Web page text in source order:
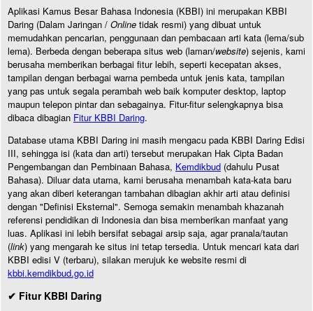
Aplikasi Kamus Besar Bahasa Indonesia (KBBI) ini merupakan KBBI
Daring (Dalam Jaringan / Online tidak resmi) yang dibuat untuk
memudahkan pencarian, penggunaan dan pembacaan arti kata (lema/sub
lema). Berbeda dengan beberapa situs web (laman/website) sejenis, kami
berusaha memberikan berbagai fitur lebih, seperti kecepatan akses,
tampilan dengan berbagai warna pembeda untuk jenis kata, tampilan
yang pas untuk segala perambah web baik komputer desktop, laptop
maupun telepon pintar dan sebagainya. Fitur-fitur selengkapnya bisa
dibaca dibagian Fitur KBBI Daring.
Database utama KBBI Daring ini masih mengacu pada KBBI Daring Edisi
III, sehingga isi (kata dan arti) tersebut merupakan Hak Cipta Badan
Pengembangan dan Pembinaan Bahasa, Kemdikbud (dahulu Pusat
Bahasa). Diluar data utama, kami berusaha menambah kata-kata baru
yang akan diberi keterangan tambahan dibagian akhir arti atau definisi
dengan "Definisi Eksternal". Semoga semakin menambah khazanah
referensi pendidikan di Indonesia dan bisa memberikan manfaat yang
luas. Aplikasi ini lebih bersifat sebagai arsip saja, agar pranala/tautan
(link) yang mengarah ke situs ini tetap tersedia. Untuk mencari kata dari
KBBI edisi V (terbaru), silakan merujuk ke website resmi di
kbbi.kemdikbud.go.id
✔ Fitur KBBI Daring